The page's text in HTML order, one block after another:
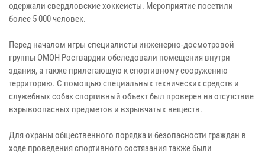
одержали свердловские хоккеисты. Мероприятие посетили
более 5 000 человек.
Перед началом игры специалисты инженерно-досмотровой
группы ОМОН Росгвардии обследовали помещения внутри
здания, а также прилегающую к спортивному сооружению
территорию. С помощью специальных технических средств и
служебных собак спортивный объект был проверен на отсутствие
взрывоопасных предметов и взрывчатых веществ.
Для охраны общественного порядка и безопасности граждан в
ходе проведения спортивного состязания также были